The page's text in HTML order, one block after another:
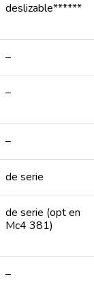
deslizable******
–
–
–
de serie
de serie (opt en
Mc4 381)
–